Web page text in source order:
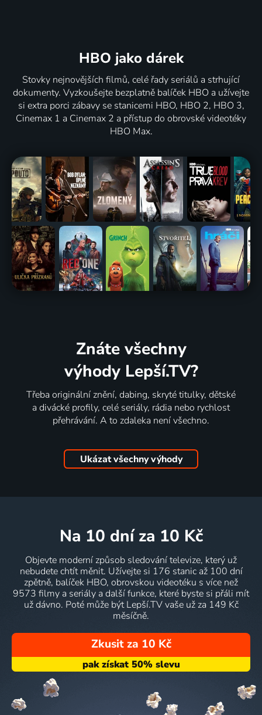
HBO jako dárek
Stovky nejnovějších filmů, celé řady seriálů a strhující
dokumenty. Vyzkoušejte bezplatně balíček HBO a užívejte
si extra porci zábavy se stanicemi HBO, HBO 2, HBO 3,
Cinemax 1 a Cinemax 2 a přístup do obrovské videotéky
HBO Max.
Znáte všechny
výhody Lepší.TV?
Třeba originální znění, dabing, skryté titulky, dětské
a divácké profily, celé seriály, rádia nebo rychlost
přehrávání. A to zdaleka není všechno.
Ukázat všechny výhody
na 10 dní za 10 Kč
Objevte moderní způsob sledování televize, který už
nebudete chtít měnit. Užívejte si 176 stanic až 100 dní
zpětně, balíček HBO, obrovskou videotéku s více než
9573 filmy a seriály a další funkce, které byste si přáli mít
už dávno. Poté může být Lepší.TV vaše už za 149 Kč
měsíčně.
Zkusit za 10 Kč